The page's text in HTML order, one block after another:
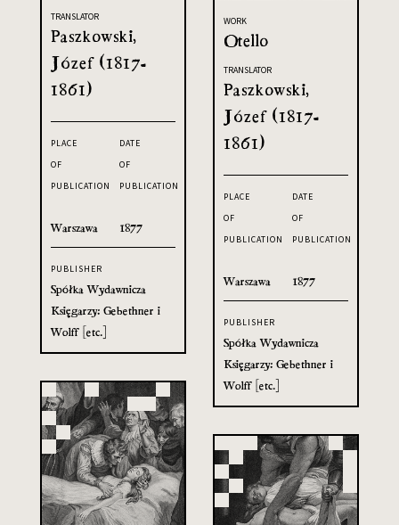
TRANSLATOR
Paszkowski,
Józef (1817-
1861)
PLACE
OF
PUBLICATION
Warszawa
DATE
OF
PUBLICATION
1877
PUBLISHER
Spółka Wydawnicza
Księgarzy: Gebethner i
Wolff [etc.]
WORK
Otello
TRANSLATOR
Paszkowski,
Józef (1817-
1861)
PLACE
OF
PUBLICATION
Warszawa
DATE
OF
PUBLICATION
1877
PUBLISHER
Spółka Wydawnicza
Księgarzy: Gebethner i
Wolff [etc.]